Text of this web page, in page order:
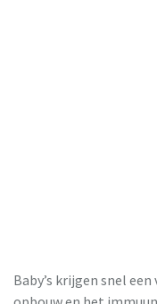
Baby’s krijgen snel